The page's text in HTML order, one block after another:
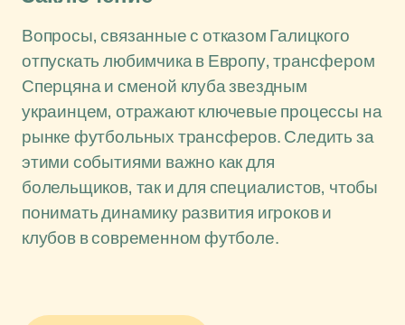
Вопросы, связанные с отказом Галицкого
отпускать любимчика в Европу, трансфером
Сперцяна и сменой клуба звездным
украинцем, отражают ключевые процессы на
рынке футбольных трансферов. Следить за
этими событиями важно как для
болельщиков, так и для специалистов, чтобы
понимать динамику развития игроков и
клубов в современном футболе.